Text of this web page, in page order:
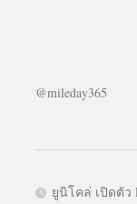
@mileday365
ยูนิโคล่ เปิดตัว